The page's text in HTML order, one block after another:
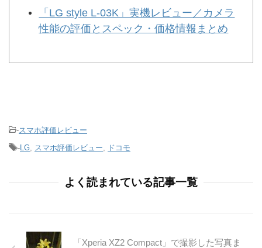
「LG style L-03K」実機レビュー／カメラ
性能の評価とスペック・価格情報まとめ
-スマホ評価レビュー
-LG スマホ評価レビュー ドコモ
よく読まれている記事一覧
「Xperia XZ2 Compact」で撮影した写真ま